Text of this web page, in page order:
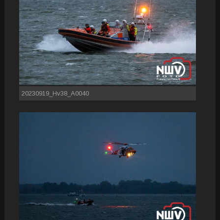
20230919_Hv38_A0040